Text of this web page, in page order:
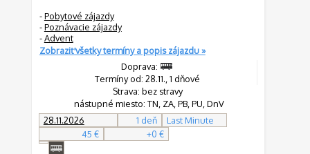
-Pobytové zájazdy
-Poznávacie zájazdy
-Advent
Zobraziť všetky termíny a popis zájazdu »
Doprava:
Termíny od: 28.11., 1 dňové
Strava: bez stravy
nástupné miesto: TN, ZA, PB, PU, DnV
28.11.2026
1 deň
Last Minute
45 €
+0 €